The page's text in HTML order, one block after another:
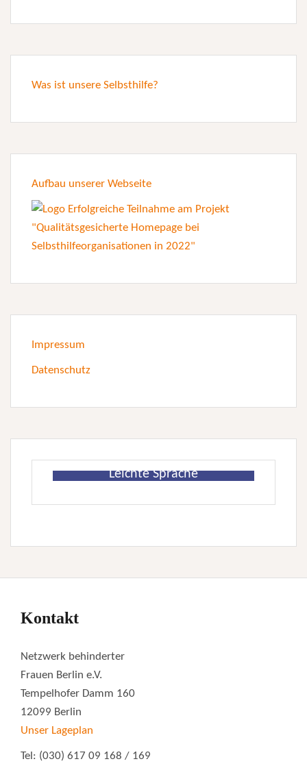
Was ist unsere Selbsthilfe?
Aufbau unserer Webseite
Impressum
Datenschutz
Leichte Sprache
Kontakt
Netzwerk behinderter
Frauen Berlin e.V.
Tempelhofer Damm 160
12099 Berlin
Unser Lageplan
Tel: (030) 617 09 168 / 169